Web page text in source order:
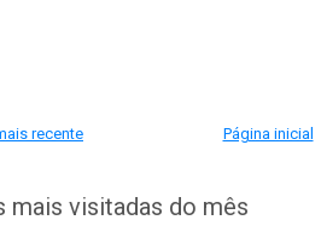
recente Página inicial
mais visitadas do mês